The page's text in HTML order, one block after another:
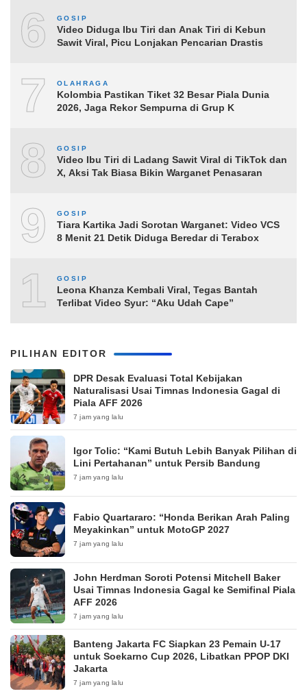
6 GOSIP
Video Diduga Ibu Tiri dan Anak Tiri di Kebun
Sawit Viral, Picu Lonjakan Pencarian Drastis
7 OLAHRAGA
Kolombia Pastikan Tiket 32 Besar Piala Dunia
2026, Jaga Rekor Sempurna di Grup K
8 GOSIP
Video Ibu Tiri di Ladang Sawit Viral di TikTok dan
X, Aksi Tak Biasa Bikin Warganet Penasaran
9 GOSIP
Tiara Kartika Jadi Sorotan Warganet: Video VCS
8 Menit 21 Detik Diduga Beredar di Terabox
10
GOSIP
Leona Khanza Kembali Viral, Tegas Bantah
Terlibat Video Syur: “Aku Udah Cape”
PILIHAN EDITOR
DPR Desak Evaluasi Total Kebijakan
Naturalisasi Usai Timnas Indonesia Gagal di
Piala AFF 2026
7 jam yang lalu
Igor Tolic: “Kami Butuh Lebih Banyak Pilihan di
Lini Pertahanan” untuk Persib Bandung
7 jam yang lalu
Fabio Quartararo: “Honda Berikan Arah Paling
Meyakinkan” untuk MotoGP 2027
7 jam yang lalu
John Herdman Soroti Potensi Mitchell Baker
Usai Timnas Indonesia Gagal ke Semifinal Piala
AFF 2026
7 jam yang lalu
Banteng Jakarta FC Siapkan 23 Pemain U-17
untuk Soekarno Cup 2026, Libatkan PPOP DKI
Jakarta
7 jam yang lalu